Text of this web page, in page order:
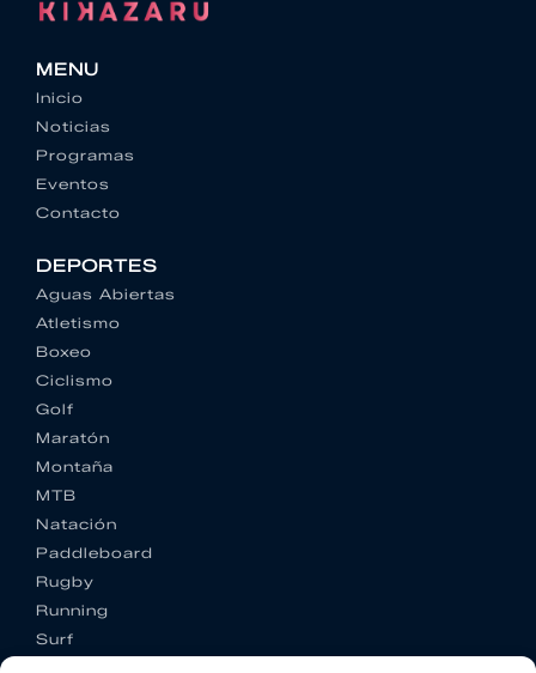
MENU
Inicio
Noticias
Programas
Eventos
Contacto
DEPORTES
Aguas Abiertas
Atletismo
Boxeo
Ciclismo
Golf
Maratón
Montaña
MTB
Natación
Paddleboard
Rugby
Running
Surf